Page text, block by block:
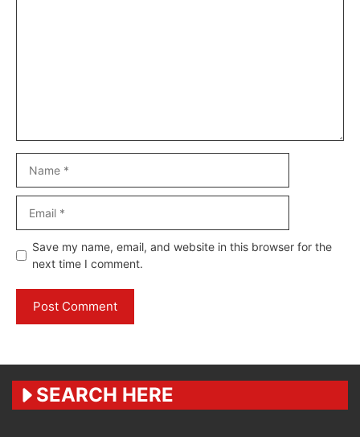
Website
Save my name, email, and website in this browser for the
next time I comment.
SEARCH HERE